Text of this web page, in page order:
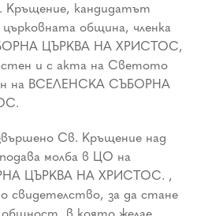
Кръщение, кандидатът
църковната община, членка
ЦЪРКВА НА ХРИСТОС,
и с акта на Светото
на ВСЕЛЕНСКА СЪБОРНА
Св. Кръщение над
молба в ЦО на
ЦЪРКВА НА ХРИСТОС. ,
свидетелство, за да стане